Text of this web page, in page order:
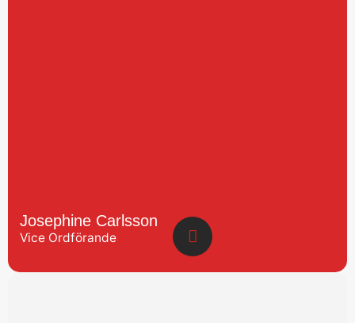
Josephine Carlsson
Vice Ordförande